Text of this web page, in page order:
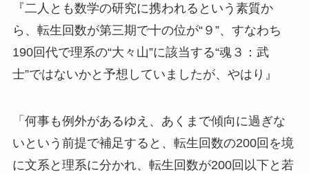
『二人とも数学の研究に携われるという素質か
ら、転生回数が第三期で十の位が“９”、すなわち
190回代で理系の“大々山”に該当する“魂３：武
士”ではないかと予想していましたが、やはり』
「何事も例外があるゆえ、あくまで傾向に過ぎな
いという前提で補足すると、転生回数の200回を境
に文系と理系に分かれ、転生回数が200回以下と若